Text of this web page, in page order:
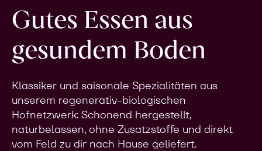
Gutes Essen aus
gesundem Boden
Klassiker und saisonale Spezialitäten aus
unserem regenerativ-biologischen
Hofnetzwerk: Schonend hergestellt,
naturbelassen, ohne Zusatzstoffe und direkt
vom Feld zu dir nach Hause geliefert.